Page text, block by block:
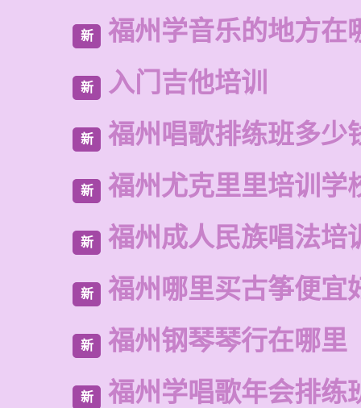
新 福州学音乐的地方在
新 入门吉他培训
新 福州唱歌排练班多少
新 福州尤克里里培训学
新 福州成人民族唱法培
新 福州哪里买古筝便宜
新 福州钢琴琴行在哪里
新 福州学唱歌年会排练